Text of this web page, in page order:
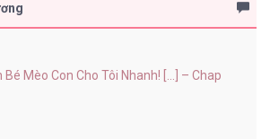
Bé Mèo Con Cho Tôi Nhanh! [...] – Chap